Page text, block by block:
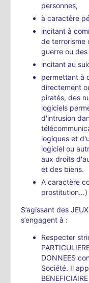
personnes,
à caractère
incitant à
de terrorisme
guerre ou
incitant au
permettant à
directement
piratés, des
logiciels
d'intrusion
logiques et
logiciel ou
aux droits
et des biens.
A caractère
prostitution…)
S’agissant des
s’engagent à :
Respecter
DONNEES
Société. Il